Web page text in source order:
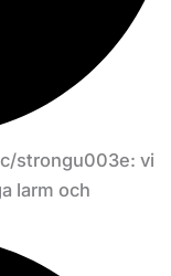
strongu003e: vi
larm och